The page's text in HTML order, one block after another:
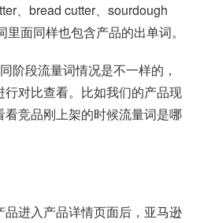
、bread cutter、sourdough
面同样也包含产品的出单词。
阶段流量词情况是不一样的，
对比查看。比如我们的产品现
竞品刚上架的时候流量词是哪
进入产品详情页面后，亚马逊